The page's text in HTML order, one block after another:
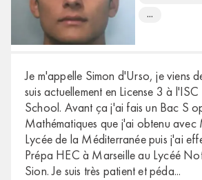
...
Je m'appelle Simon d'Urso, je viens
suis actuellement en License 3 à l'ISC
School. Avant ça j'ai fais un Bac S
Mathématiques que j'ai obtenu avec
Lycée de la Méditerranée puis j'ai
Prépa HEC à Marseille au Lycéé
Sion. Je suis très patient et péda...